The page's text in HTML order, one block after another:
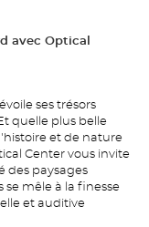
avec Optical
ses trésors
quelle plus belle
et de nature
Center vous invite
des paysages
mêle à la finesse
et auditive